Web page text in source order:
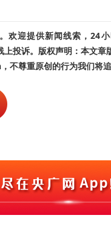
欢迎提供新闻线索，24
投诉。版权声明：本文章
尊重原创的行为我们将追